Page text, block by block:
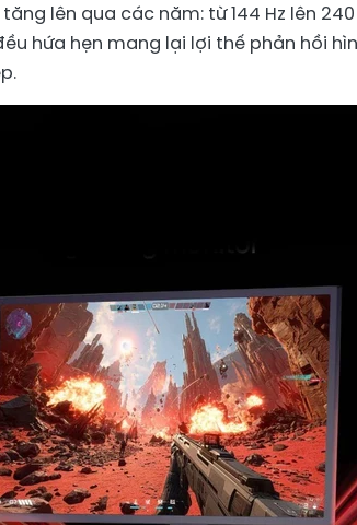
lên qua các năm: từ 144 Hz lên 240
hứa hẹn mang lại lợi thế phản hồi